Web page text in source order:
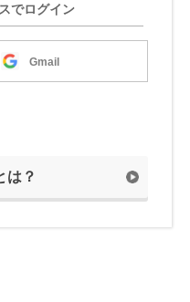
でログイン
Gmail
は？